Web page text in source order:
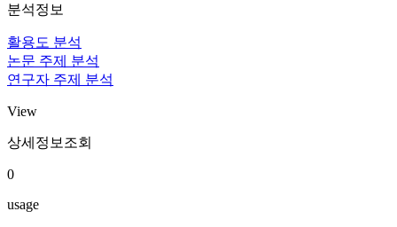
분석정보
활용도 분석
논문 주제 분석
연구자 주제 분석
View
상세정보조회
0
usage